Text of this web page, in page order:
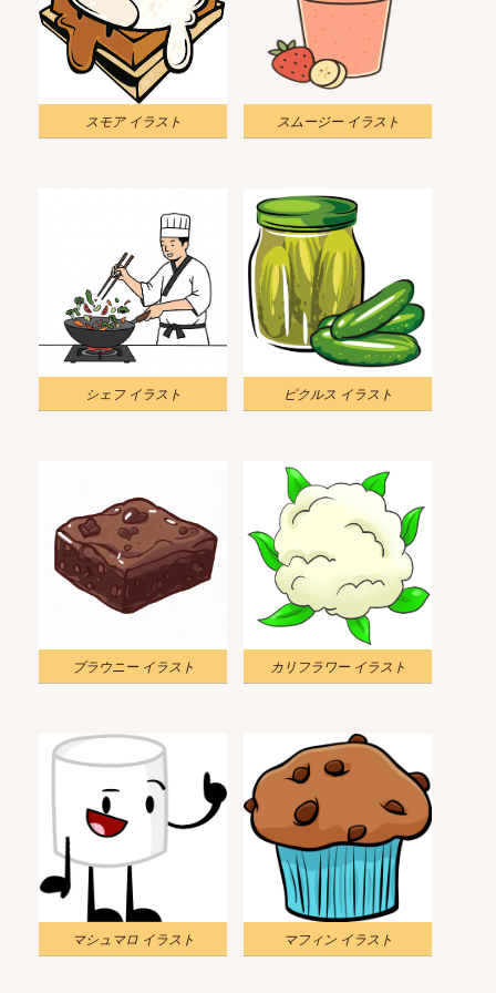
スモア イラスト スムージー イラスト
シェフ イラスト ピクルス イラスト
ブラウニー イラスト カリフラワー イラスト
マシュマロ イラスト マフィン イラスト